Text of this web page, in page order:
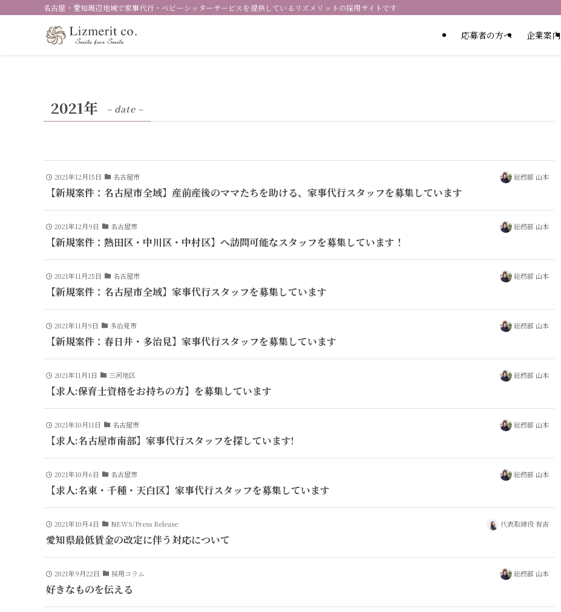
名古屋・愛知周辺地域で家事代行・ベビーシッターサービスを提供しているリズメリットの採用サイトです
応募者の方へ 企業案内
2021年 – date –
2021年12月15日 名古屋市 総務部 山本
【新規案件：名古屋市全域】産前産後のママたちを助ける、家事代行スタッフを募集しています
2021年12月9日 名古屋市 総務部 山本
【新規案件：熱田区・中川区・中村区】へ訪問可能なスタッフを募集しています！
2021年11月25日 名古屋市 総務部 山本
【新規案件：名古屋市全域】家事代行スタッフを募集しています
2021年11月9日 多治見市 総務部 山本
【新規案件：春日井・多治見】家事代行スタッフを募集しています
2021年11月1日 三河地区 総務部 山本
【求人:保育士資格をお持ちの方】を募集しています
2021年10月11日 名古屋市 総務部 山本
【求人:名古屋市南部】家事代行スタッフを探しています!
2021年10月6日 名古屋市 総務部 山本
【求人:名東・千種・天白区】家事代行スタッフを募集しています
2021年10月4日 NEWS/Press Release 代表取締役 有吉
愛知県最低賃金の改定に伴う対応について
2021年9月22日 採用コラム 総務部 山本
好きなものを伝える